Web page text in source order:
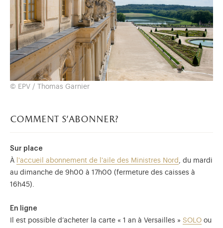
© EPV / Thomas Garnier
comment s'abonner?
Sur place
À
l'accueil abonnement de l'aile des Ministres Nord , du mardi
au dimanche de 9h00 à 17h00 (fermeture des caisses à
16h45).
En ligne
Il est possible d’acheter la carte « 1 an à Versailles » SOLO ou